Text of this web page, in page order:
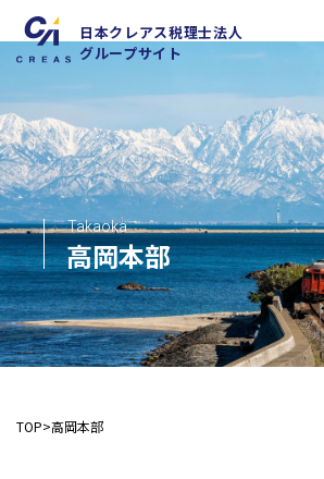
日本クレアス税理士法人
グループサイト
お問い合わせフォーム
採用情報
Takaoka
高岡本部
TOP 高岡本部